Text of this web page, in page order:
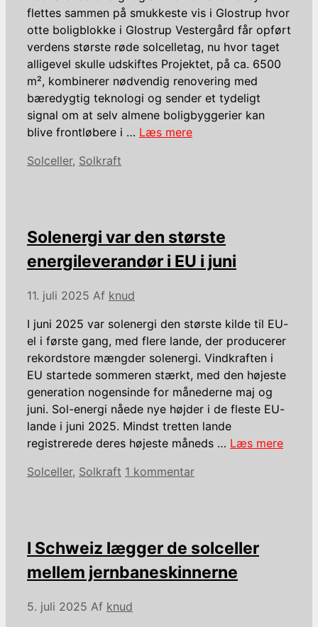
flettes sammen på smukkeste vis i Glostrup hvor
otte boligblokke i Glostrup Vestergård får opført
verdens største røde solcelletag, nu hvor taget
alligevel skulle udskiftes Projektet, på ca. 6500
m², kombinerer nødvendig renovering med
bæredygtig teknologi og sender et tydeligt
signal om at selv almene boligbyggerier kan
blive frontløbere i … Læs mere
Kategorier
Solceller, Solkraft
Solenergi var den største
energileverandør i EU i juni
11. juli 2025 Af knud
I juni 2025 var solenergi den største kilde til EU-
el i første gang, med flere lande, der producerer
rekordstore mængder solenergi. Vindkraften i
EU startede sommeren stærkt, med den højeste
generation nogensinde for månederne maj og
juni. Sol-energi nåede nye højder i de fleste EU-
lande i juni 2025. Mindst tretten lande
registrerede deres højeste måneds … Læs mere
Kategorier
Solceller, Solkraft 1 kommentar
I Schweiz lægger de solceller
mellem jernbaneskinnerne
5. juli 2025 Af knud